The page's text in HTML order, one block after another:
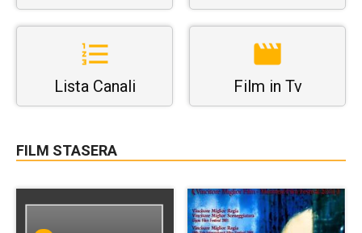
Lista Canali Film in Tv
FILM STASERA